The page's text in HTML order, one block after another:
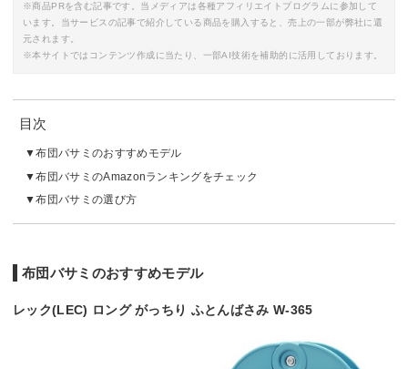
※商品PRを含む記事です。当メディアは各種アフィリエイトプログラムに参加して
います。当サービスの記事で紹介している商品を購入すると、売上の一部が弊社に還
元されます。
※本サイトではコンテンツ作成に当たり、一部AI技術を補助的に活用しております。
目次
布団バサミのおすすめモデル
布団バサミのAmazonランキングをチェック
布団バサミの選び方
布団バサミのおすすめモデル
レック(LEC) ロング がっちり ふとんばさみ W-365